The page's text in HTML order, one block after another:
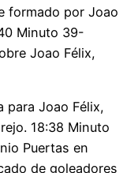
formado por Joao
Minuto 39-
Joao Félix,
para Joao Félix,
18:38 Minuto
Puertas en
de goleadores